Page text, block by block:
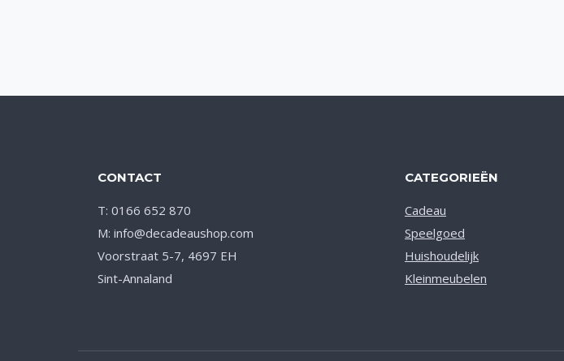
CONTACT
T: 0166 652 870
M: info@decadeaushop.com
Voorstraat 5-7, 4697 EH
Sint-Annaland
CATEGORIEËN
Cadeau
Speelgoed
Huishoudelijk
Kleinmeubelen